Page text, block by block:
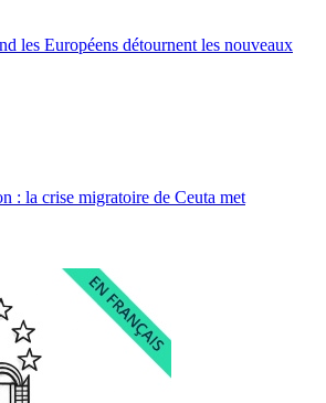
les Européens détournent les nouveaux
: la crise migratoire de Ceuta met